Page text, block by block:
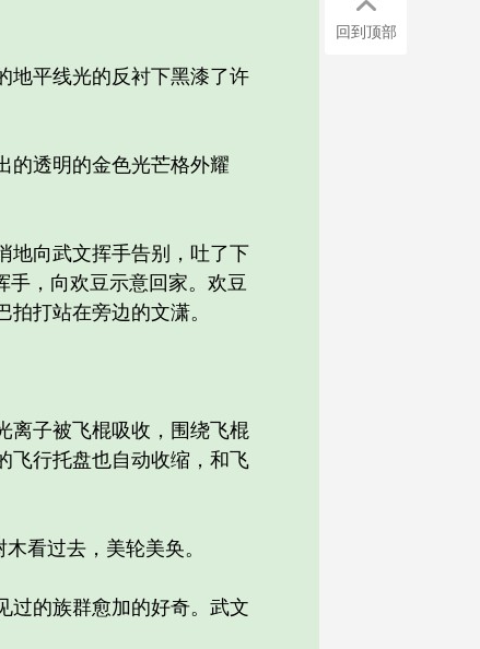
平线光的反衬下黑漆了许
透明的金色光芒格外耀
向武文挥手告别，吐了下
手，向欢豆示意回家。欢豆
打站在旁边的文潇。
子被飞棍吸收，围绕飞棍
飞行托盘也自动收缩，和飞
看过去，美轮美奂。
的族群愈加的好奇。武文
回到顶部